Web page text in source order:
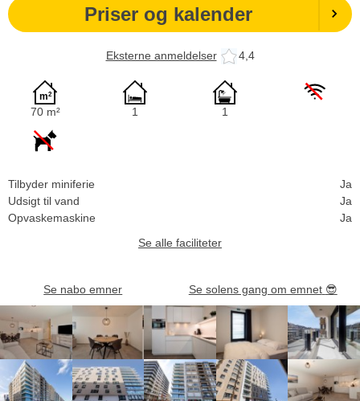
Priser og kalender
Eksterne anmeldelser 4,4
70 m² 1 1
Tilbyder miniferie
Ja
Udsigt til vand
Ja
Opvaskemaskine
Ja
Se alle faciliteter
Se nabo emner Se solens gang om emnet 😎